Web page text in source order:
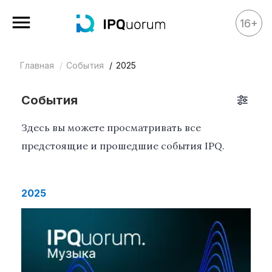
Все материалы
Legal review
IP Stories
Календарь
16+
Главная События 2025
События
Здесь вы можете просматривать все
предстоящие и прошедшие события IPQ.
2025